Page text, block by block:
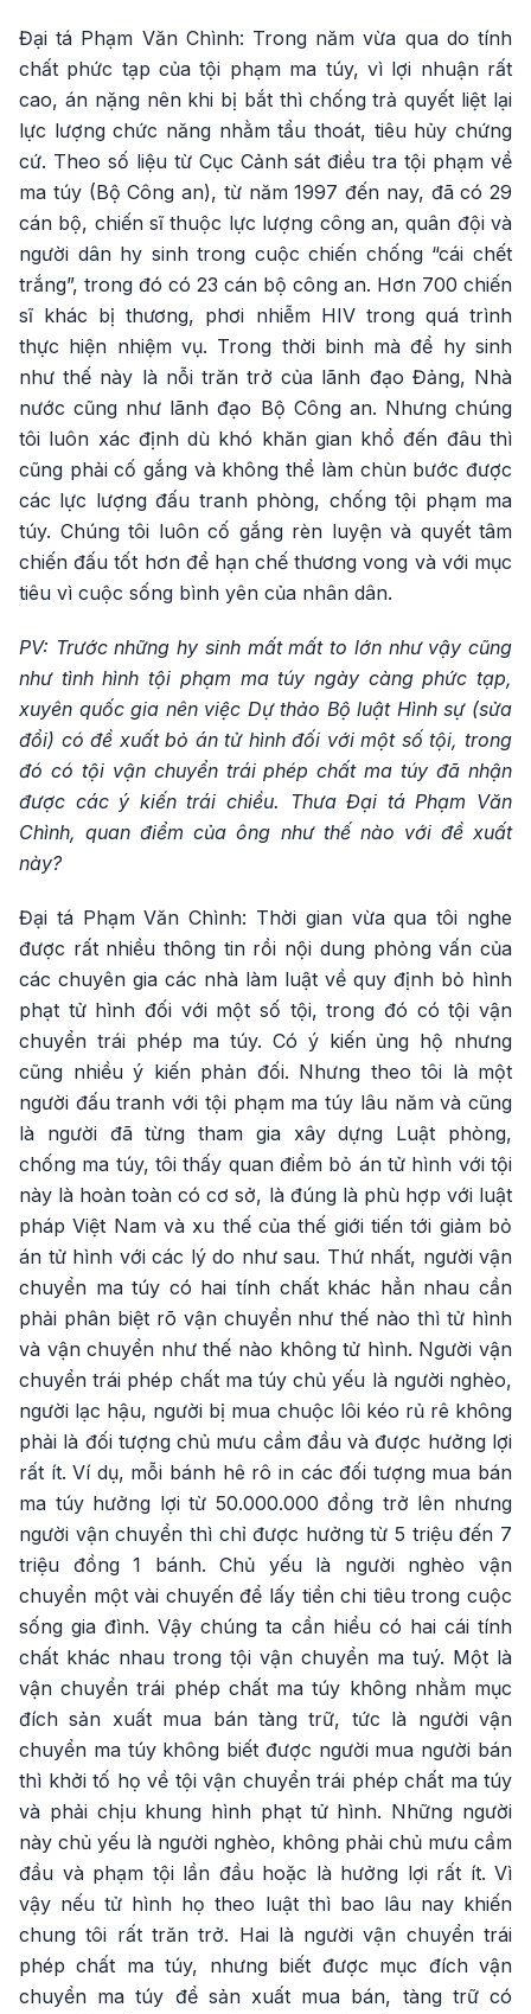
Đại tá Phạm Văn Chình: Trong năm vừa qua do tính
chất phức tạp của tội phạm ma túy, vì lợi nhuận rất
cao, án nặng nên khi bị bắt thì chống trả quyết liệt lại
lực lượng chức năng nhằm tẩu thoát, tiêu hủy chứng
cứ. Theo số liệu từ Cục Cảnh sát điều tra tội phạm về
ma túy (Bộ Công an), từ năm 1997 đến nay, đã có 29
cán bộ, chiến sĩ thuộc lực lượng công an, quân đội và
người dân hy sinh trong cuộc chiến chống “cái chết
trắng”, trong đó có 23 cán bộ công an. Hơn 700 chiến
sĩ khác bị thương, phơi nhiễm HIV trong quá trình
thực hiện nhiệm vụ. Trong thời binh mà để hy sinh
như thế này là nỗi trăn trở của lãnh đạo Đảng, Nhà
nước cũng như lãnh đạo Bộ Công an. Nhưng chúng
tôi luôn xác định dù khó khăn gian khổ đến đâu thì
cũng phải cố gắng và không thể làm chùn bước được
các lực lượng đấu tranh phòng, chống tội phạm ma
túy. Chúng tôi luôn cố gắng rèn luyện và quyết tâm
chiến đấu tốt hơn để hạn chế thương vong và với mục
tiêu vì cuộc sống bình yên của nhân dân.
PV: Trước những hy sinh mất mất to lớn như vậy cũng
như tình hình tội phạm ma túy ngày càng phức tạp,
xuyên quốc gia nên việc Dự thảo Bộ luật Hình sự (sửa
đổi) có đề xuất bỏ án tử hình đối với một số tội, trong
đó có tội vận chuyển trái phép chất ma túy đã nhận
được các ý kiến trái chiều. Thưa Đại tá Phạm Văn
Chình, quan điểm của ông như thế nào với đề xuất
này?
Đại tá Phạm Văn Chình: Thời gian vừa qua tôi nghe
được rất nhiều thông tin rồi nội dung phỏng vấn của
các chuyên gia các nhà làm luật về quy định bỏ hình
phạt tử hình đối với một số tội, trong đó có tội vận
chuyển trái phép ma túy. Có ý kiến ủng hộ nhưng
cũng nhiều ý kiến phản đối. Nhưng theo tôi là một
người đấu tranh với tội phạm ma túy lâu năm và cũng
là người đã từng tham gia xây dựng Luật phòng,
chống ma túy, tôi thấy quan điểm bỏ án tử hình với tội
này là hoàn toàn có cơ sở, là đúng là phù hợp với luật
pháp Việt Nam và xu thế của thế giới tiến tới giảm bỏ
án tử hình với các lý do như sau. Thứ nhất, người vận
chuyển ma túy có hai tính chất khác hẳn nhau cần
phải phân biệt rõ vận chuyển như thế nào thì tử hình
và vận chuyển như thế nào không tử hình. Người vận
chuyển trái phép chất ma túy chủ yếu là người nghèo,
người lạc hậu, người bị mua chuộc lôi kéo rủ rê không
phải là đối tượng chủ mưu cầm đầu và được hưởng lợi
rất ít. Ví dụ, mỗi bánh hê rô in các đối tượng mua bán
ma túy hưởng lợi từ 50.000.000 đồng trở lên nhưng
người vận chuyển thì chỉ được hưởng từ 5 triệu đến 7
triệu đồng 1 bánh. Chủ yếu là người nghèo vận
chuyển một vài chuyến để lấy tiền chi tiêu trong cuộc
sống gia đình. Vậy chúng ta cần hiểu có hai cái tính
chất khác nhau trong tội vận chuyển ma tuý. Một là
vận chuyển trái phép chất ma túy không nhằm mục
đích sản xuất mua bán tàng trữ, tức là người vận
chuyển ma túy không biết được người mua người bán
thì khởi tố họ về tội vận chuyển trái phép chất ma túy
và phải chịu khung hình phạt tử hình. Những người
này chủ yếu là người nghèo, không phải chủ mưu cầm
đầu và phạm tội lần đầu hoặc là hưởng lợi rất ít. Vì
vậy nếu tử hình họ theo luật thì bao lâu nay khiến
chung tôi rất trăn trở. Hai là người vận chuyển trái
phép chất ma túy, nhưng biết được mục đích vận
chuyển ma túy để sản xuất mua bán, tàng trữ có